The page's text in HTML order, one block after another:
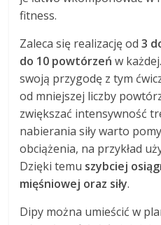
fitness.
Zaleca się realizację od3
do 10 powtórzeń w
swoją przygodę z tym
od mniejszej liczby
zwiększać intensywność
nabierania siły warto
obciążenia, na przykład
Dzięki temu szybciej
mięśniowej oraz siły.
Dipy można umieścić w